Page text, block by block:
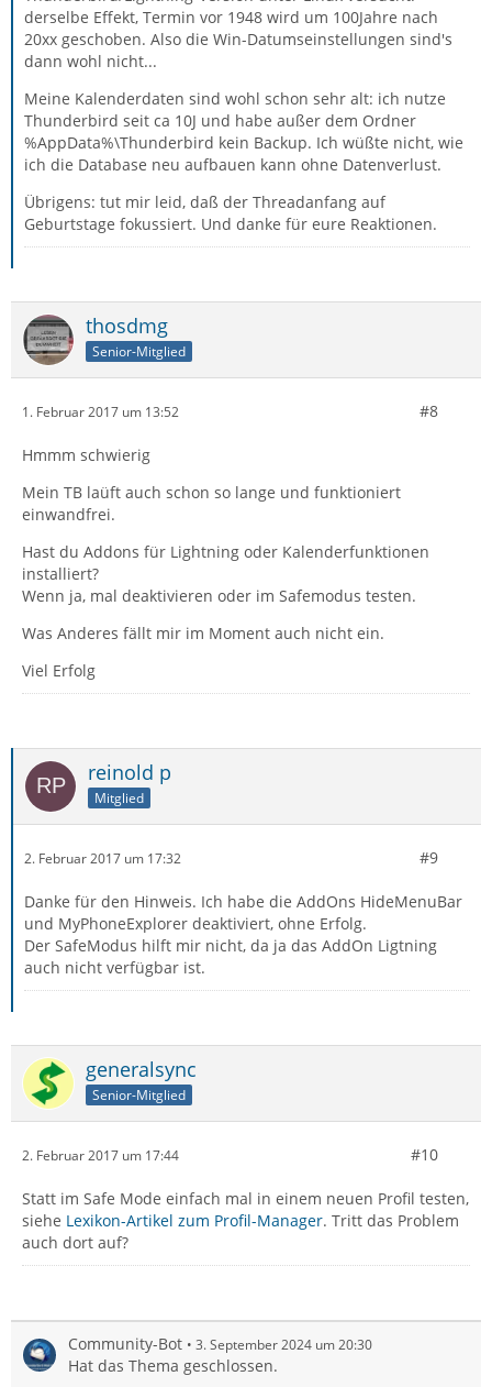
derselbe Effekt, Termin vor 1948 wird um 100Jahre nach
20xx geschoben. Also die Win-Datumseinstellungen sind's
dann wohl nicht...
Meine Kalenderdaten sind wohl schon sehr alt: ich nutze
Thunderbird seit ca 10J und habe außer dem Ordner
%AppData%\Thunderbird kein Backup. Ich wüßte nicht, wie
ich die Database neu aufbauen kann ohne Datenverlust.
Übrigens: tut mir leid, daß der Threadanfang auf
Geburtstage fokussiert. Und danke für eure Reaktionen.
thosdmg
Senior-Mitglied
1. Februar 2017 um 13:52 #8
Hmmm schwierig
Mein TB laüft auch schon so lange und funktioniert
einwandfrei.
Hast du Addons für Lightning oder Kalenderfunktionen
installiert?
Wenn ja, mal deaktivieren oder im Safemodus testen.
Was Anderes fällt mir im Moment auch nicht ein.
Viel Erfolg
reinold p
Mitglied
2. Februar 2017 um 17:32 #9
Danke für den Hinweis. Ich habe die AddOns HideMenuBar
und MyPhoneExplorer deaktiviert, ohne Erfolg.
Der SafeModus hilft mir nicht, da ja das AddOn Ligtning
auch nicht verfügbar ist.
generalsync
Senior-Mitglied
2. Februar 2017 um 17:44 #10
Statt im Safe Mode einfach mal in einem neuen Profil testen,
siehe Lexikon-Artikel zum Profil-Manager. Tritt das Problem
auch dort auf?
Community-Bot 3. September 2024 um 20:30
Hat das Thema geschlossen.